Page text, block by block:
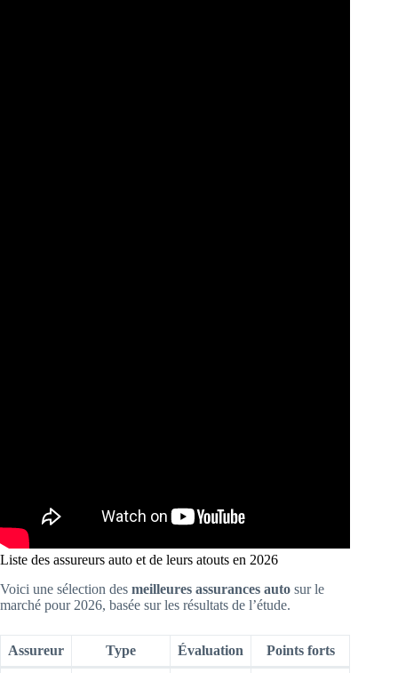
Liste des assureurs auto et de leurs atouts en 2026
Voici une sélection des meilleures assurances auto sur le
marché pour 2026, basée sur les résultats de l’étude.
Assureur Type Évaluation Points forts